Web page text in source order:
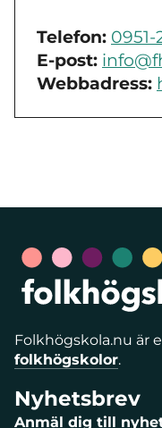
Telefon: 0951-
E-post:
Webbadress:
Folkhögskola.nu är
folkhögskolor.
Nyhetsbrev
Anmäl dig till